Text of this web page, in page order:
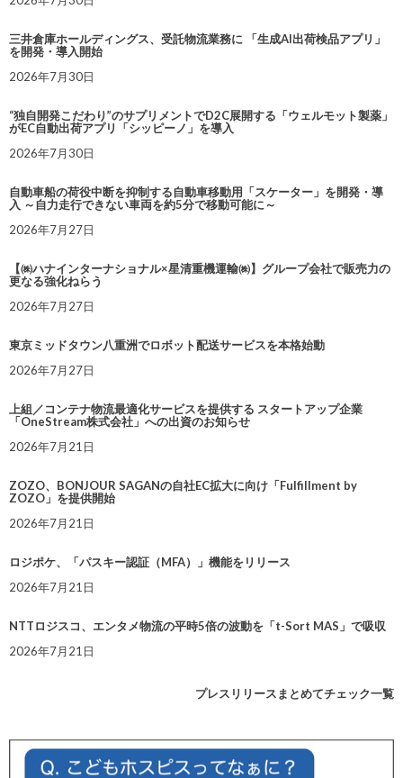
三井倉庫ホールディングス、受託物流業務に 「生成AI出荷検品アプリ」
を開発・導入開始
2026年7月30日
“独自開発こだわり”のサプリメントでD2C展開する「ウェルモット製薬」
がEC自動出荷アプリ「シッピーノ」を導入
2026年7月30日
自動車船の荷役中断を抑制する自動車移動用「スケーター」を開発・導
入 ～自力走行できない車両を約5分で移動可能に～
2026年7月27日
【㈱ハナインターナショナル×星清重機運輸㈱】グループ会社で販売力の
更なる強化ねらう
2026年7月27日
東京ミッドタウン八重洲でロボット配送サービスを本格始動
2026年7月27日
上組／コンテナ物流最適化サービスを提供する スタートアップ企業
「OneStream株式会社」への出資のお知らせ
2026年7月21日
ZOZO、BONJOUR SAGANの自社EC拡大に向け「Fulfillment by
ZOZO」を提供開始
2026年7月21日
ロジポケ、「パスキー認証（MFA）」機能をリリース
2026年7月21日
NTTロジスコ、エンタメ物流の平時5倍の波動を「t-Sort MAS」で吸収
2026年7月21日
プレスリリースまとめてチェック一覧